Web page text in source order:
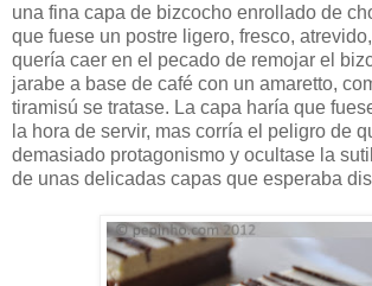
una fina capa de bizcocho enrollado de
que fuese un postre ligero, fresco,
quería caer en el pecado de remojar el
jarabe a base de café con un amaretto,
tiramisú se tratase. La capa haría que
la hora de servir, mas corría el peligro de
demasiado protagonismo y ocultase la
de unas delicadas capas que esperaba